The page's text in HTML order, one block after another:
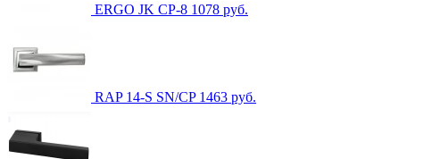
ERGO JK CP-8 1078 руб.
RAP 14-S SN/CP 1463 руб.